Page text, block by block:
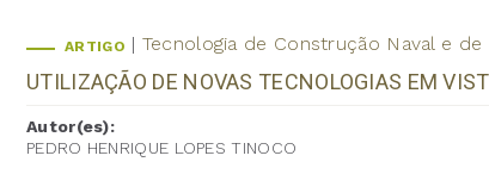
ARTIGO Tecnologia de Construção Naval e
UTILIZAÇÃO DE NOVAS TECNOLOGIAS EM
Autor(es):
PEDRO HENRIQUE LOPES TINOCO